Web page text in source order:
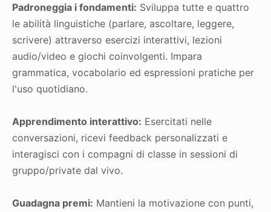
Padroneggia i fondamenti: Sviluppa tutte e quattro
le abilità linguistiche (parlare, ascoltare, leggere,
scrivere) attraverso esercizi interattivi, lezioni
audio/video e giochi coinvolgenti. Impara
grammatica, vocabolario ed espressioni pratiche per
l'uso quotidiano.
Apprendimento interattivo: Esercitati nelle
conversazioni, ricevi feedback personalizzati e
interagisci con i compagni di classe in sessioni di
gruppo/private dal vivo.
Guadagna premi: Mantieni la motivazione con punti,